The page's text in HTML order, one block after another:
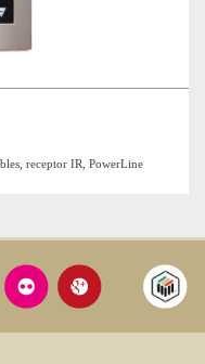
receptor IR, PowerLine